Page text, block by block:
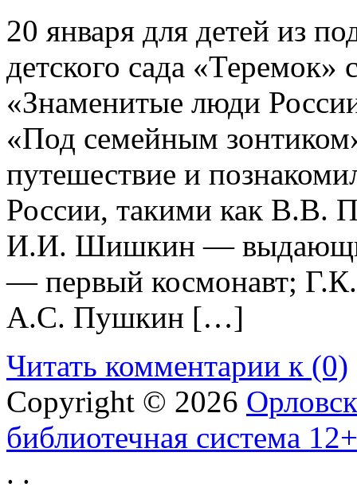
20 января для детей из
детского сада «Теремок»
«Знаменитые люди
«Под семейным
путешествие и
России, такими как В.В.
И.И. Шишкин —
— первый космонавт;
А.С. Пушкин […]
Читать комментарии к (0)
Copyright © 2026
библиотечная система 12+
. .